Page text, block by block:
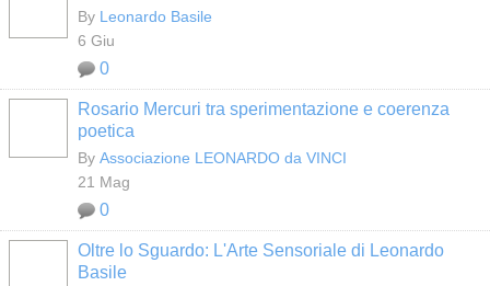
By Leonardo Basile
6 Giu
0
Rosario Mercuri tra sperimentazione e coerenza
poetica
By Associazione LEONARDO da VINCI
21 Mag
0
Oltre lo Sguardo: L'Arte Sensoriale di Leonardo
Basile